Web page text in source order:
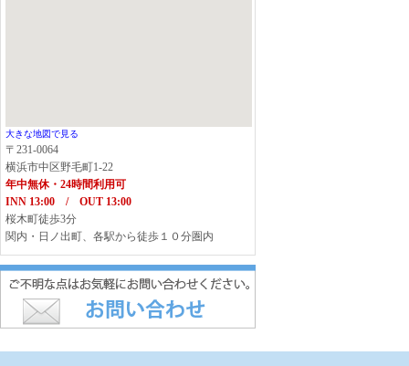
大きな地図で見る
〒231-0064
横浜市中区野毛町1-22
年中無休・24時間利用可
INN 13:00 / OUT 13:00
桜木町徒歩3分
関内・日ノ出町、各駅から徒歩１０分圏内